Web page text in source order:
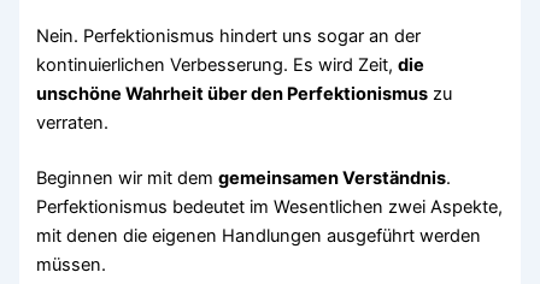
Nein. Perfektionismus hindert uns sogar an der
kontinuierlichen Verbesserung. Es wird Zeit,die
unschöne Wahrheit über den Perfektionismus zu
verraten.
Beginnen wir mit demgemeinsamen Verständnis.
Perfektionismus bedeutet im Wesentlichen zwei Aspekte,
mit denen die eigenen Handlungen ausgeführt werden
müssen.